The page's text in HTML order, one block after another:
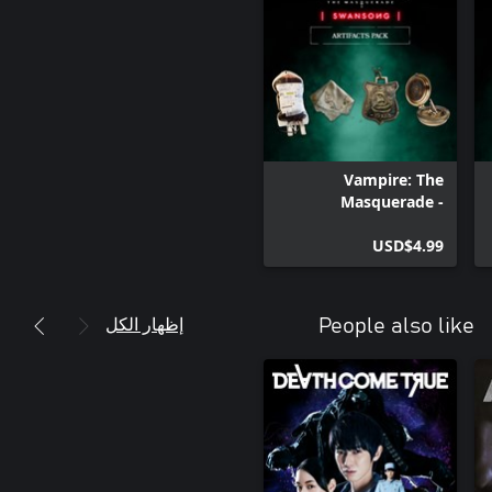
حلل كل موقف بعناية لأن قراراتك يمكن أن يكون لها عواقب وخيمة
على حياة الأبطال ومصير بوسطن Camarilla.
Vampire: The
Masquerade -
Pack Xbox One
USD$4.99
People also like إظهار الكل